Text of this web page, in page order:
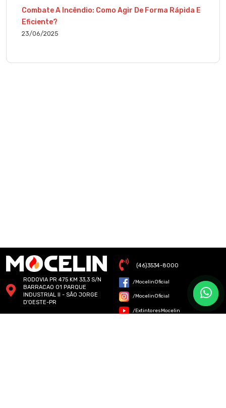
Combate A Incêndio: Como Agir De Forma Rápida E
Eficiente?
23/06/2025
(46)3534-8000
RODOVIA PR 475 KM 33,3 S/N
BARRACAO 01 PARQUE
INDUSTRIAL II - SÃO JORGE
D'OESTE-PR
/MocelinOficial
/MocelinOficial
/ExtintoresMocelin